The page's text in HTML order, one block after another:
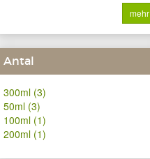
mehr
Antal
300ml (3)
50ml (3)
100ml (1)
200ml (1)